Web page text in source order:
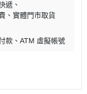
遞
實體門市取貨
款 ATM 虛擬帳號